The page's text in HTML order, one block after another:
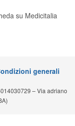
su Medicitalia
generali
– Via adriano